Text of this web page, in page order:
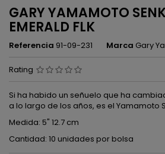
GARY YAMAMOTO
EMERALD FLK
Referencia 91-09-231 Marca Gary
Rating
Si ha habido un señuelo que ha
a lo largo de los años, es el Yamamoto
Medida: 5" 12.7 cm
Cantidad: 10 unidades por bolsa